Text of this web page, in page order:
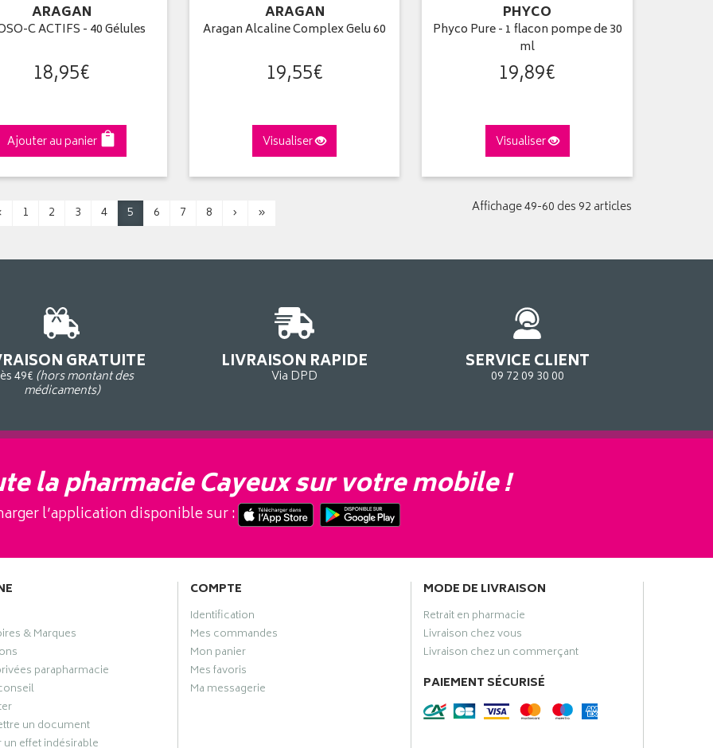
ARAGAN
C ACTIFS - 40 Gélules
18,95€
Ajouter au panier
ARAGAN
Aragan Alcaline Complex Gelu 60
19,55€
Visualiser
PHYCO
Phyco Pure - 1 flacon pompe de 30
ml
19,89€
Visualiser
1 2 3 4 5 6 7 8 › » Affichage 49-60 des 92 articles
GRATUITE
49€ (hors montant des
médicaments)
LIVRAISON RAPIDE
Via DPD
SERVICE CLIENT
09 72 09 30 00
la pharmacie Cayeux sur votre mobile !
l’application disponible sur :
& Marques
parapharmacie
un document
effet indésirable
COMPTE
Identification
Mes commandes
Mon panier
Mes favoris
Ma messagerie
MODE DE LIVRAISON
Retrait en pharmacie
Livraison chez vous
Livraison chez un commerçant
PAIEMENT SÉCURISÉ